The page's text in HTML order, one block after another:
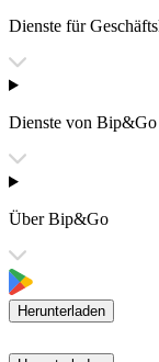
Dienste für
Dienste von Bip&Go
Über Bip&Go
Herunterladen